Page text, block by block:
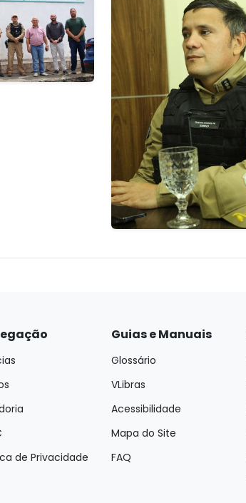
de Privacidade
Guias e Manuais
Glossário
VLibras
Acessibilidade
Mapa do Site
FAQ